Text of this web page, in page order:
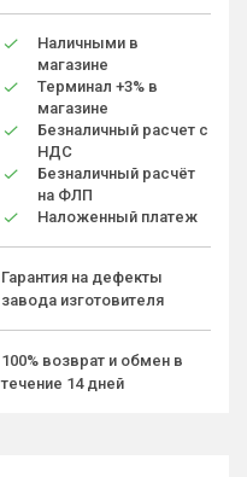
Наличными в
магазине
Терминал +3% в
магазине
Безналичный расчет с
НДС
Безналичный расчёт
на ФЛП
Наложенный платеж
Гарантия на дефекты
завода изготовителя
100% возврат и обмен в
течение 14 дней